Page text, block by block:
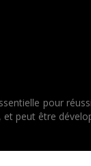
pour
peut être